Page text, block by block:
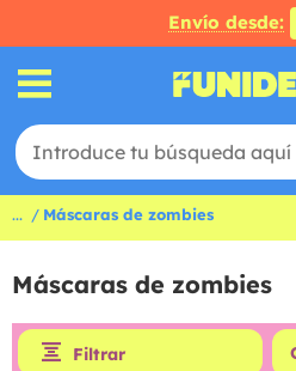
Envío desde:
... Máscaras de zombies
Máscaras de zombies
Filtrar